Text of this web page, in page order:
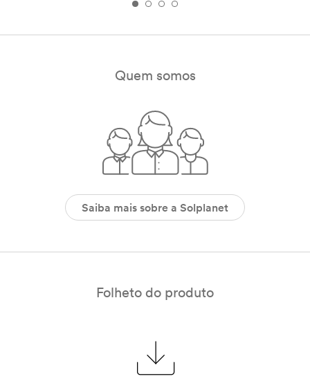
Quem somos
Saiba mais sobre a Solplanet
Folheto do produto